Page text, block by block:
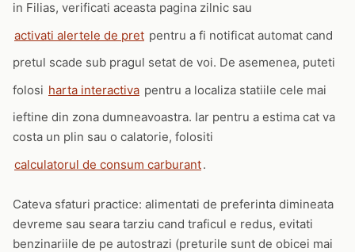
in Filias, verificati aceasta pagina zilnic sau
activati alertele de pret pentru a fi notificat automat cand
pretul scade sub pragul setat de voi. De asemenea, puteti
folosi harta interactiva pentru a localiza statiile cele mai
ieftine din zona dumneavoastra. Iar pentru a estima cat va
costa un plin sau o calatorie, folositi
calculatorul de consum carburant.
Cateva sfaturi practice: alimentati de preferinta dimineata
devreme sau seara tarziu cand traficul e redus, evitati
benzinariile de pe autostrazi (preturile sunt de obicei mai